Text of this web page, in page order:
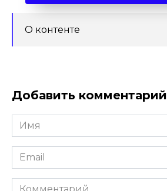
О контенте
Добавить комментарий
Имя
*
Email
*
Комментарий